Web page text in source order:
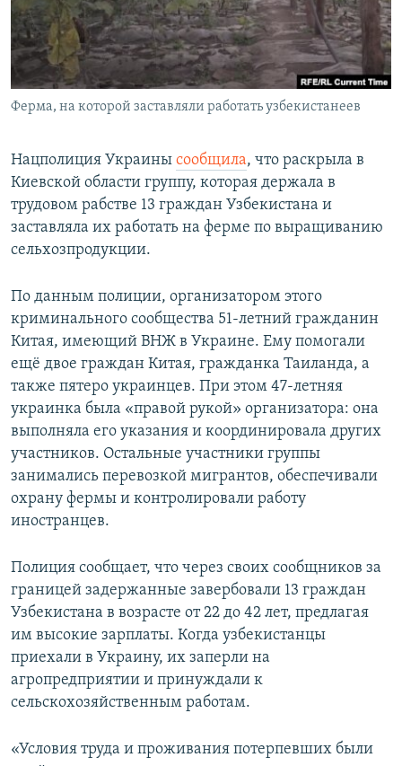
Ферма, на которой заставляли работать узбекистанеев
Нацполиция Украины сообщила, что раскрыла в
Киевской области группу, которая держала в
трудовом рабстве 13 граждан Узбекистана и
заставляла их работать на ферме по выращиванию
сельхозпродукции.
По данным полиции, организатором этого
криминального сообщества 51-летний гражданин
Китая, имеющий ВНЖ в Украине. Ему помогали
ещё двое граждан Китая, гражданка Таиланда, а
также пятеро украинцев. При этом 47-летняя
украинка была «правой рукой» организатора: она
выполняла его указания и координировала других
участников. Остальные участники группы
занимались перевозкой мигрантов, обеспечивали
охрану фермы и контролировали работу
иностранцев.
Полиция сообщает, что через своих сообщников за
границей задержанные завербовали 13 граждан
Узбекистана в возрасте от 22 до 42 лет, предлагая
им высокие зарплаты. Когда узбекистанцы
приехали в Украину, их заперли на
агропредприятии и принуждали к
сельскохозяйственным работам.
«Условия труда и проживания потерпевших были